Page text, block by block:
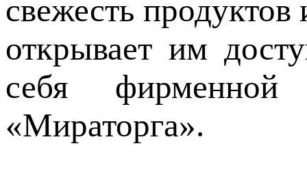
свежесть
открывает им
себя
«Мираторга».